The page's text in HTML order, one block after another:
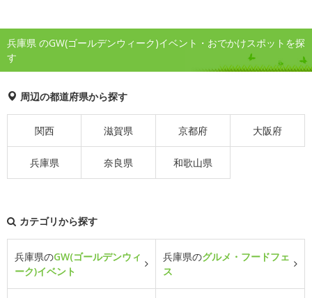
兵庫県 のGW(ゴールデンウィーク)イベント・おでかけスポットを探
す
周辺の都道府県から探す
関西 滋賀県 京都府 大阪府
兵庫県 奈良県 和歌山県
カテゴリから探す
兵庫県のGW(ゴールデンウィ
ーク)イベント
兵庫県のグルメ・フードフェ
ス